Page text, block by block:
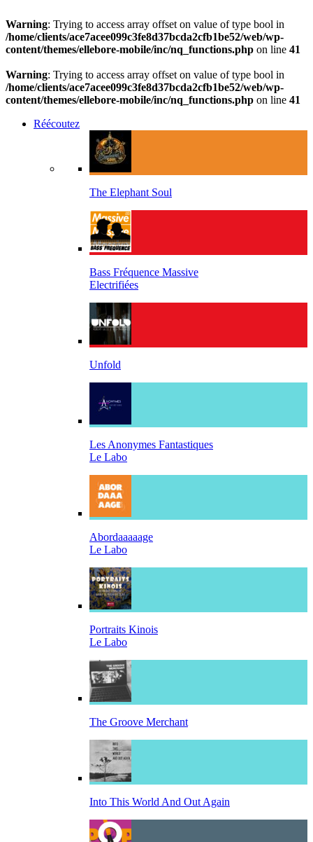
Warning: Trying to access array offset on value of type bool in
/home/clients/ace7acee099c3fe8d37bcda2cfb1be52/web/wp-
content/themes/ellebore-mobile/inc/nq_functions.php on line 41
Warning: Trying to access array offset on value of type bool in
/home/clients/ace7acee099c3fe8d37bcda2cfb1be52/web/wp-
content/themes/ellebore-mobile/inc/nq_functions.php on line 41
Réécoutez
The Elephant Soul
Bass Fréquence Massive
Electrifiées
Unfold
Les Anonymes Fantastiques
Le Labo
Abordaaaaage
Le Labo
Portraits Kinois
Le Labo
The Groove Merchant
Into This World And Out Again